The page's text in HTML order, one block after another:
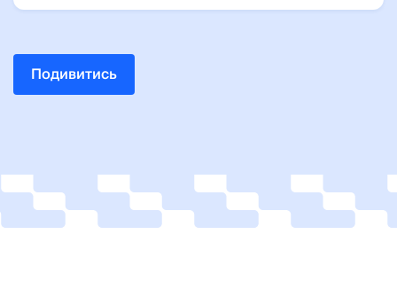
Подивитись